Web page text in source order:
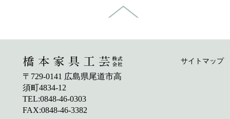
〒729-0141 広島県尾道市高
須町4834-12
TEL:0848-46-0303
FAX:0848-46-3382
サイトマップ